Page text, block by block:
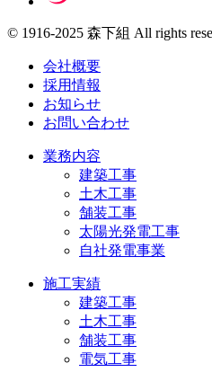
© 1916-2025 森下組 All rights
会社概要
採用情報
お知らせ
お問い合わせ
業務内容
建築工事
土木工事
舗装工事
太陽光発電工事
自社発電事業
施工実績
建築工事
土木工事
舗装工事
電気工事